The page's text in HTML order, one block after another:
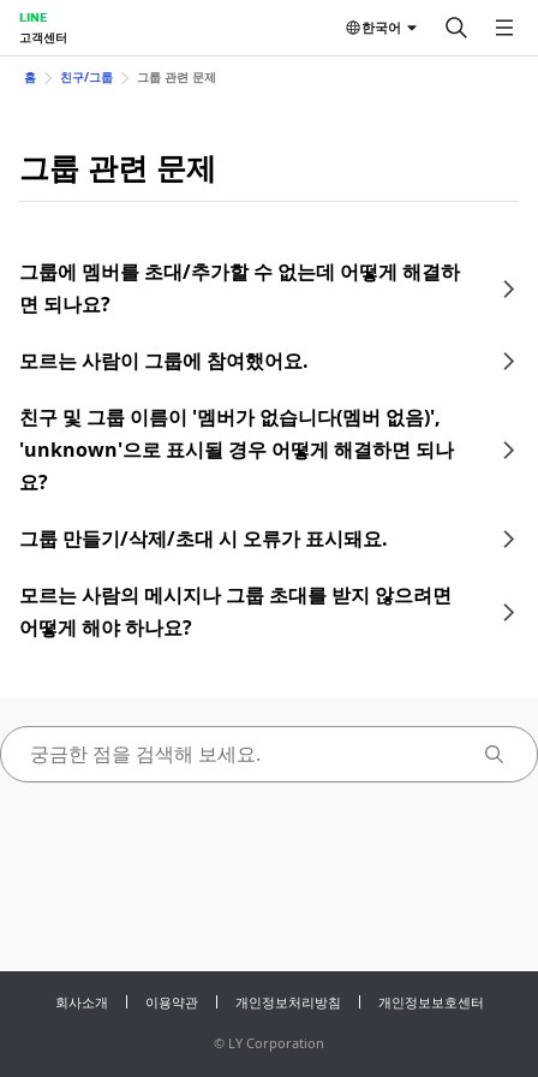
LINE
고객센터
한국어
홈 친구/그룹 그룹 관련 문제
그룹 관련 문제
그룹에 멤버를 초대/추가할 수 없는데 어떻게 해결하
면 되나요?
모르는 사람이 그룹에 참여했어요.
친구 및 그룹 이름이 '멤버가 없습니다(멤버 없음)',
'unknown'으로 표시될 경우 어떻게 해결하면 되나
요?
그룹 만들기/삭제/초대 시 오류가 표시돼요.
모르는 사람의 메시지나 그룹 초대를 받지 않으려면
어떻게 해야 하나요?
회사소개 이용약관 개인정보처리방침 개인정보보호센터
© LY Corporation